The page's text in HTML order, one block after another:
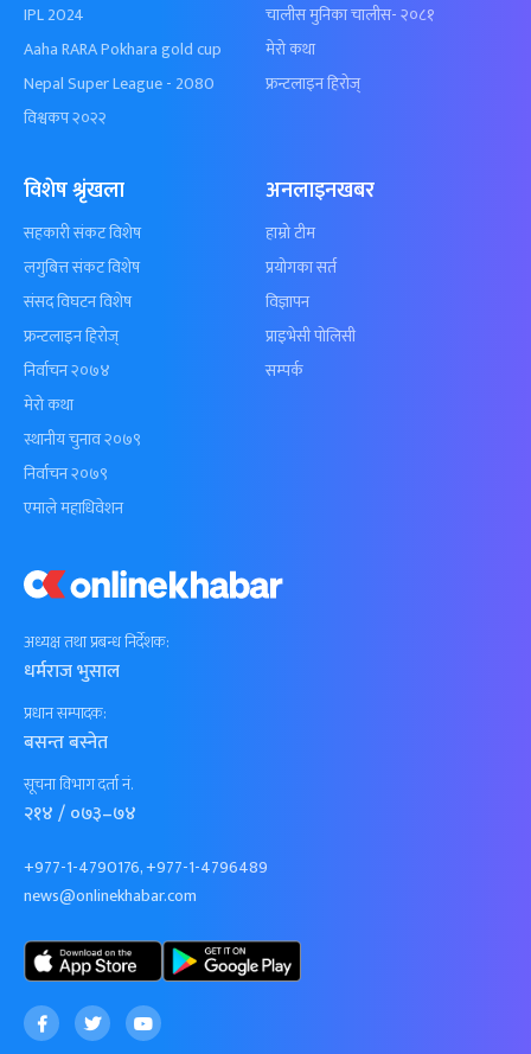
अध्यक्ष तथा प्रबन्ध निर्देशक:
धर्मराज भुसाल
प्रधान सम्पादक:
बसन्त बस्नेत
सूचना विभाग दर्ता नं.
२१४ / ०७३–७४
+977-1-4790176, +977-1-4796489
news@onlinekhabar.com
IPL 2024
Aaha RARA Pokhara gold cup
Nepal Super League - 2080
विश्वकप २०२२
चालीस मुनिका चालीस- २०८१
मेरो कथा
फ्रन्टलाइन हिरोज्
विशेष श्रृंखला
सहकारी संकट विशेष
लगुबित्त संकट विशेष
संसद विघटन विशेष
फ्रन्टलाइन हिरोज्
निर्वाचन २०७४
मेरो कथा
स्थानीय चुनाव २०७९
निर्वाचन २०७९
एमाले महाधिवेशन
अनलाइनखबर
हाम्रो टीम
प्रयोगका सर्त
विज्ञापन
प्राइभेसी पोलिसी
सम्पर्क